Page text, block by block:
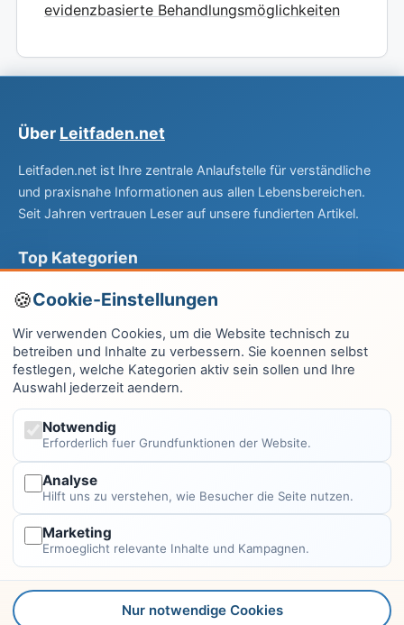
evidenzbasierte Behandlungsmöglichkeiten
Über Leitfaden.net
Leitfaden.net ist Ihre zentrale Anlaufstelle für verständliche
und praxisnahe Informationen aus allen Lebensbereichen.
Seit Jahren vertrauen Leser auf unsere fundierten Artikel.
Top Kategorien
Computer & EDV
Haus & Garten
Fitness & Gesundheit
Wissen & Lernen
Finanzen
Rechtliches
Impressum
Cookie-Einstellungen
Wir verwenden Cookies, um die Website technisch zu
betreiben und Inhalte zu verbessern. Sie koennen selbst
festlegen, welche Kategorien aktiv sein sollen und Ihre
Auswahl jederzeit aendern.
Notwendig
Erforderlich fuer Grundfunktionen der Website.
Analyse
Hilft uns zu verstehen, wie Besucher die Seite nutzen.
Marketing
Ermoeglicht relevante Inhalte und Kampagnen.
Nur notwendige Cookies